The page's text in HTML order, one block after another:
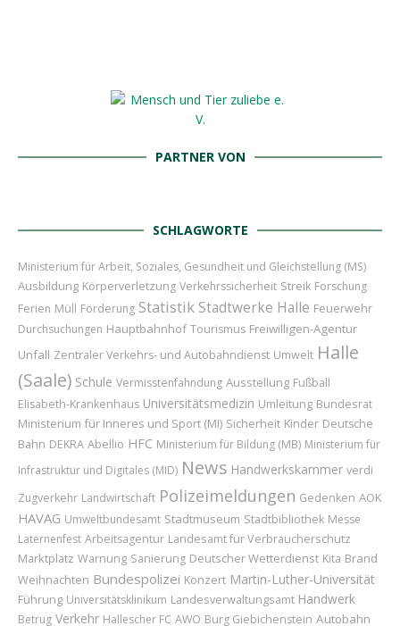
PARTNER VON
SCHLAGWORTE
Ministerium für Arbeit, Soziales, Gesundheit und Gleichstellung (MS)
Ausbildung Körperverletzung Verkehrssicherheit Streik Forschung
Ferien Müll Förderung Statistik Stadtwerke Halle Feuerwehr
Durchsuchungen Hauptbahnhof Tourismus Freiwilligen-Agentur
Unfall Zentraler Verkehrs- und Autobahndienst Umwelt Halle
(Saale) Schule Vermisstenfahndung Ausstellung Fußball
Elisabeth-Krankenhaus Universitätsmedizin Umleitung Bundesrat
Ministerium für Inneres und Sport (MI) Sicherheit Kinder Deutsche
Bahn DEKRA Abellio HFC Ministerium für Bildung (MB) Ministerium für
Infrastruktur und Digitales (MID) News Handwerkskammer verdi
Zugverkehr Landwirtschaft Polizeimeldungen Gedenken AOK
HAVAG Umweltbundesamt Stadtmuseum Stadtbibliothek Messe
Laternenfest Arbeitsagentur Landesamt für Verbraucherschutz
Marktplatz Warnung Sanierung Deutscher Wetterdienst Kita Brand
Weihnachten Bundespolizei Konzert Martin-Luther-Universität
Führung Universitätsklinikum Landesverwaltungsamt Handwerk
Betrug Verkehr Hallescher FC AWO Burg Giebichenstein Autobahn